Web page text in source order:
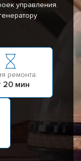
управления.
ремонта:
20 мин